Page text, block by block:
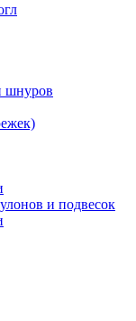
шнуров
и подвесок